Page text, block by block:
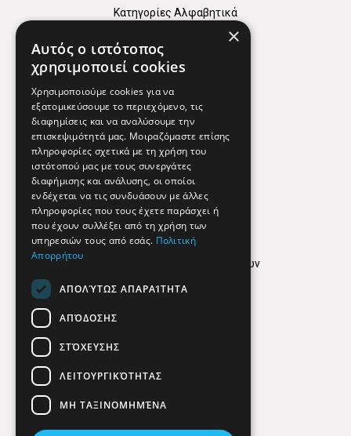
Κατηγορίες Αλφαβητικά
Χρήσιμοι Σύνδεσμοι
Χάρτης
Χρήσιμα Τηλέφωνα
Εφημερεύοντα Φαρμακεία
Απόρρητο
Όροι Χρήσης
Πολιτική προστασίας δεδομένων
Findhere
×
Αυτός ο ιστότοπος
χρησιμοποιεί cookies
Χρησιμοποιούμε cookies για να
εξατομικεύσουμε το περιεχόμενο, τις
διαφημίσεις και να αναλύσουμε την
επισκεψιμότητά μας. Μοιραζόμαστε επίσης
πληροφορίες σχετικά με τη χρήση του
ιστότοπού μας με τους συνεργάτες
διαφήμισης και ανάλυσης, οι οποίοι
ενδέχεται να τις συνδυάσουν με άλλες
πληροφορίες που τους έχετε παράσχει ή
που έχουν συλλέξει από τη χρήση των
υπηρεσιών τους από εσάς. Πολιτική
Απορρήτου
ΑΠΟΛΎΤΩΣ ΑΠΑΡΑΊΤΗΤΑ
ΑΠΌΔΟΣΗΣ
ΣΤΌΧΕΥΣΗΣ
ΛΕΙΤΟΥΡΓΙΚΌΤΗΤΑΣ
ΜΗ ΤΑΞΙΝΟΜΗΜΈΝΑ